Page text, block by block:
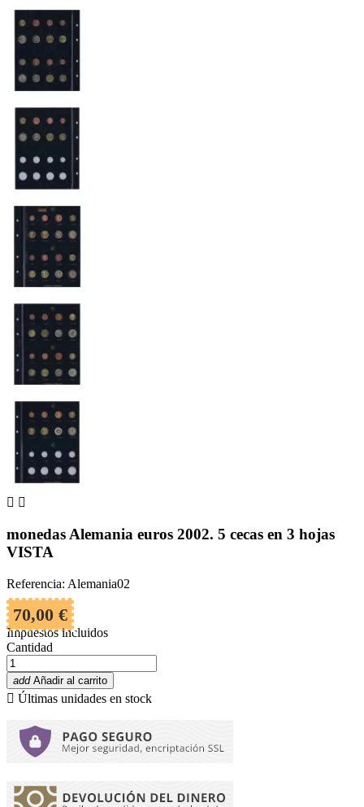
 
monedas Alemania euros 2002. 5 cecas en 3 hojas
VISTA
Referencia: Alemania02
70,00 €
Impuestos incluidos
Cantidad
add Añadir al carrito
 Últimas unidades en stock